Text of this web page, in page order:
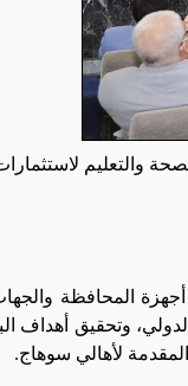
المحافظة
وتحقيق أهداف
لأهالي سوهاج.